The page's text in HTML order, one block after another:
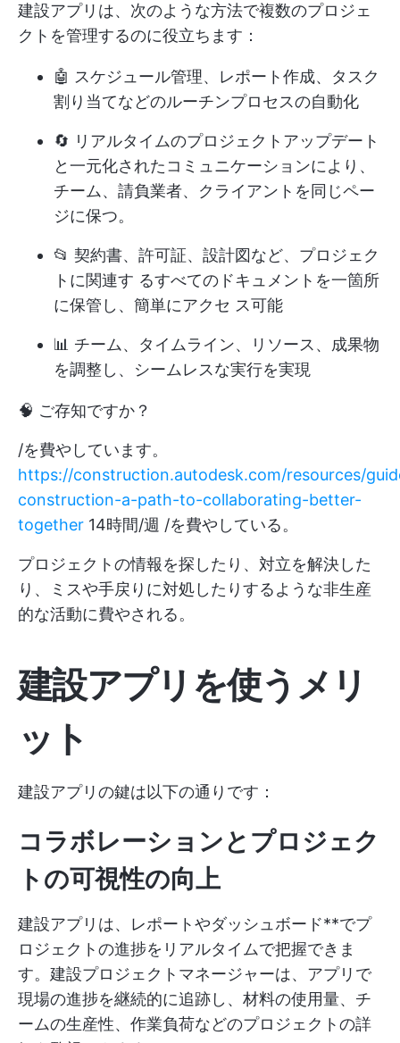
建設アプリは、次のような方法で複数のプロジェ
クトを管理するのに役立ちます：
🤖 スケジュール管理、レポート作成、タスク
割り当てなどのルーチンプロセスの自動化
🔄 リアルタイムのプロジェクトアップデート
と一元化されたコミュニケーションにより、
チーム、請負業者、クライアントを同じペー
ジに保つ。
📂 契約書、許可証、設計図など、プロジェク
トに関連す るすべてのドキュメントを一箇所
に保管し、簡単にアクセ ス可能
📊 チーム、タイムライン、リソース、成果物
を調整し、シームレスな実行を実現
🧠 ご存知ですか？
/を費やしています。
https://construction.autodesk.com/resources/
construction-a-path-to-collaborating-better-
together 14時間/週 /を費やしている。
プロジェクトの情報を探したり、対立を解決した
り、ミスや手戻りに対処したりするような非生産
的な活動に費やされる。
建設アプリを使うメリ
ット
建設アプリの鍵は以下の通りです：
コラボレーションとプロジェク
トの可視性の向上
建設アプリは、レポートやダッシュボード**でプ
ロジェクトの進捗をリアルタイムで把握できま
す。建設プロジェクトマネージャーは、アプリで
現場の進捗を継続的に追跡し、材料の使用量、チ
ームの生産性、作業負荷などのプロジェクトの詳